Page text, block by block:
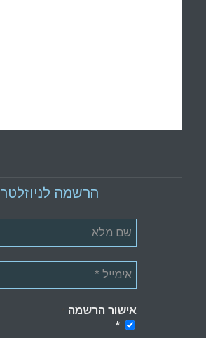
הרשמה לניוזלטר
אישור הרשמה
*